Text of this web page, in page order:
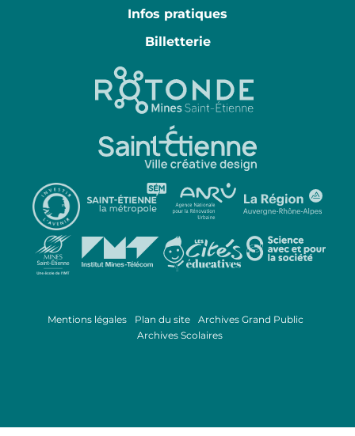
Infos pratiques
Billetterie
Mentions légales Plan du site
Archives Grand Public
Archives Scolaires